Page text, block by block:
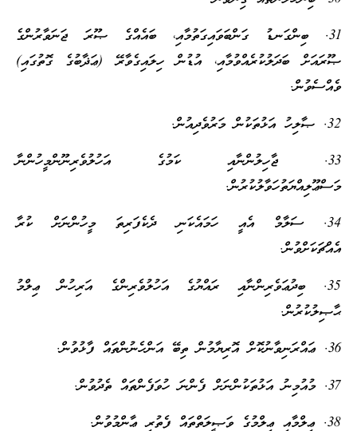
31. ބިންގަނޑު ގަންބަވައިގަތުމާއި، ބައެއްގެ ޞޫރަ ޖަނަވާރުންގެ
ޞޫރައަށް ބަދަލުކުރެއްވުމާއި، އުޑުން ހިލައިގެވާރޭ (ޢަޛާބުގެ ގޮތުގައި)
ވެއްސެވުން.
32. ޞާލިހު އަޅުތަކުން މަރުވެދިއުން.
33. ޖާހިލުންނާއި ކަމުގެ އަހުލުވެރިނޫންމީހުންނާ
މަސްޢޫލިއްޔަތުހަވާލުކުރުން.
34. ސަލާމް އެއީ ހަމައެކަނި ދެކެފަރިތަ މީހުންނަށް ކުރާ
އެއްޗަކަށްވުން.
35. ބިދުޢަވެރިންނާއި ރައްޔުގެ އަހުލުވެރިންގެ އަރިހުން ޢިލްމު
ޙާޞިލުކުރުން.
36. ޢައްރަނިވާނުކޮށް އޮރިޔާމުން ތިބޭ އަންހެނުންތައް ފާޅުވުން.
37. މުއުމިނު އަޅުތަކުންނަށް ފެންނަ ހުވަފެންތައް ތެދުވުން.
38. ޢިލްމާއި ޢިލްމުގެ ވަޞީލަތްތައް ފެތުރި ޢާންމުވުން.